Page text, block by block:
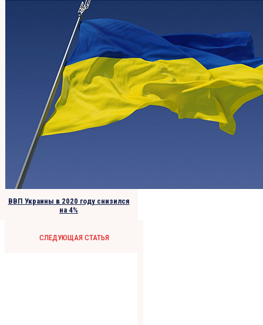
ВВП Украины в 2020 году снизился
на 4%
СЛЕДУЮЩАЯ СТАТЬЯ